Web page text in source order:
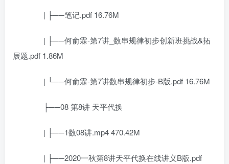
| ├──笔记.pdf 16.76M
| ├──何俞霖-第7讲_数串规律初步创新班挑战&拓
展题.pdf 1.86M
| └──何俞霖-第7讲数串规律初步-B版.pdf 16.76M
├──08 第8讲 天平代换
| ├──1数08讲.mp4 470.42M
| ├──2020一秋第8讲天平代换在线讲义B版.pdf